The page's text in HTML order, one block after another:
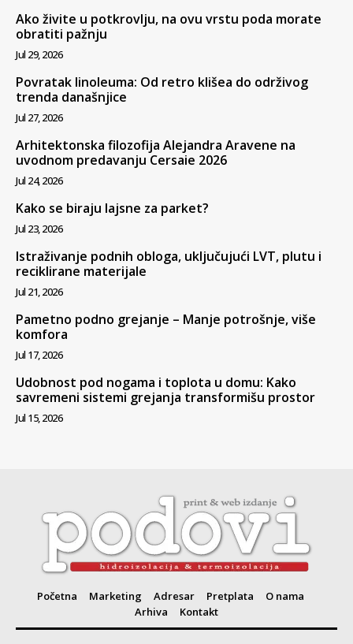
Ako živite u potkrovlju, na ovu vrstu poda morate
obratiti pažnju
Jul 29, 2026
Povratak linoleuma: Od retro klišea do održivog
trenda današnjice
Jul 27, 2026
Arhitektonska filozofija Alejandra Aravene na
uvodnom predavanju Cersaie 2026
Jul 24, 2026
Kako se biraju lajsne za parket?
Jul 23, 2026
Istraživanje podnih obloga, uključujući LVT, plutu i
reciklirane materijale
Jul 21, 2026
Pametno podno grejanje – Manje potrošnje, više
komfora
Jul 17, 2026
Udobnost pod nogama i toplota u domu: Kako
savremeni sistemi grejanja transformišu prostor
Jul 15, 2026
Početna Marketing Adresar Pretplata
O nama
Arhiva
Kontakt